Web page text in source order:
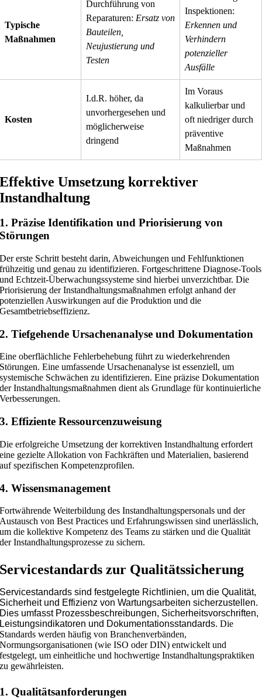
Typische
Maßnahmen
Durchführung von
Reparaturen: Ersatz von
Bauteilen,
Neujustierung und
Testen
Inspektionen:
Erkennen und
Verhindern
potenzieller
Ausfälle
Kosten
I.d.R. höher, da
unvorhergesehen und
möglicherweise
dringend
Im Voraus
kalkulierbar und
oft niedriger durch
präventive
Maßnahmen
Effektive Umsetzung korrektiver
Instandhaltung
1. Präzise Identifikation und Priorisierung von
Störungen
Der erste Schritt besteht darin, Abweichungen und Fehlfunktionen
frühzeitig und genau zu identifizieren. Fortgeschrittene Diagnose-Tools
und Echtzeit-Überwachungssysteme sind hierbei unverzichtbar. Die
Priorisierung der Instandhaltungsmaßnahmen erfolgt anhand der
potenziellen Auswirkungen auf die Produktion und die
Gesamtbetriebseffizienz.
2. Tiefgehende Ursachenanalyse und Dokumentation
Eine oberflächliche Fehlerbehebung führt zu wiederkehrenden
Störungen. Eine umfassende Ursachenanalyse ist essenziell, um
systemische Schwächen zu identifizieren. Eine präzise Dokumentation
der Instandhaltungsmaßnahmen dient als Grundlage für kontinuierliche
Verbesserungen.
3. Effiziente Ressourcenzuweisung
Die erfolgreiche Umsetzung der korrektiven Instandhaltung erfordert
eine gezielte Allokation von Fachkräften und Materialien, basierend
auf spezifischen Kompetenzprofilen.
4. Wissensmanagement
Fortwährende Weiterbildung des Instandhaltungspersonals und der
Austausch von Best Practices und Erfahrungswissen sind unerlässlich,
um die kollektive Kompetenz des Teams zu stärken und die Qualität
der Instandhaltungsprozesse zu sichern.
Servicestandards zur Qualitätssicherung
Servicestandards sind festgelegte Richtlinien, um die Qualität,
Sicherheit und Effizienz von Wartungsarbeiten sicherzustellen.
Dies umfasst Prozessbeschreibungen, Sicherheitsvorschriften,
Leistungsindikatoren und Dokumentationsstandards.Die
Standards werden häufig von Branchenverbänden,
Normungsorganisationen (wie ISO oder DIN) entwickelt und
festgelegt, um einheitliche und hochwertige Instandhaltungspraktiken
zu gewährleisten.
1. Qualitätsanforderungen